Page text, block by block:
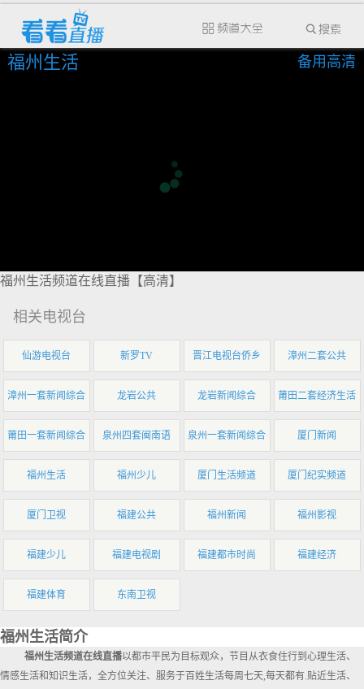
福州生活 备用高清
福州生活频道在线直播【高清】
相关电视台
仙游电视台 新罗TV 晋江电视台侨乡 漳州二套公共
漳州一套新闻综合 龙岩公共 龙岩新闻综合 莆田二套经济生活
莆田一套新闻综合 泉州四套闽南语 泉州一套新闻综合 厦门新闻
福州生活 福州少儿 厦门生活频道 厦门纪实频道
厦门卫视 福建公共 福州新闻 福州影视
福建少儿 福建电视剧 福建都市时尚 福建经济
福建体育 东南卫视
福州生活简介
福州生活频道在线直播以都市平民为目标观众，节目从衣食住行到心理生活、
情感生活和知识生活，全方位关注、服务于百姓生活每周七天,每天都有.贴近生活、